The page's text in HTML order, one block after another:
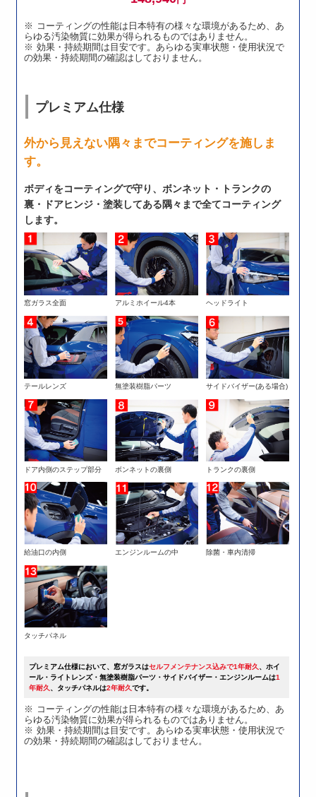
コーティングの性能は日本特有の様々な環境があるため、あ
らゆる汚染物質に効果が得られるものではありません。
効果・持続期間は目安です。あらゆる実車状態・使用状況で
の効果・持続期間の確認はしておりません。
プレミアム仕様
外から見えない隅々までコーティングを施しま
す。
ボディをコーティングで守り、ボンネット・トランクの
裏・ドアヒンジ・塗装してある隅々まで全てコーティング
します。
窓ガラス全面 アルミホイール4本 ヘッドライト
テールレンズ 無塗装樹脂パーツ サイドバイザー(ある場合)
ドア内側のステップ部分 ボンネットの裏側 トランクの裏側
給油口の内側 エンジンルームの中 除菌・車内清掃
タッチパネル
プレミアム仕様において、窓ガラスはセルフメンテナンス込みで1年耐久、ホイ
ール・ライトレンズ・無塗装樹脂パーツ・サイドバイザー・エンジンルームは1
年耐久、タッチパネルは2年耐久です。
コーティングの性能は日本特有の様々な環境があるため、あ
らゆる汚染物質に効果が得られるものではありません。
効果・持続期間は目安です。あらゆる実車状態・使用状況で
の効果・持続期間の確認はしておりません。